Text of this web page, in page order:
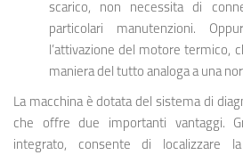
scarico, non necessita di
particolari manutenzioni.
l’attivazione del motore termico,
maniera del tutto analoga a una
La macchina è dotata del sistema di
che offre due importanti vantaggi.
integrato, consente di localizzare